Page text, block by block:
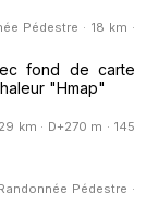
Pédestre · 18 km ·
fond de carte
"Hmap"
km · D+270 m · 145
Pédestre ·